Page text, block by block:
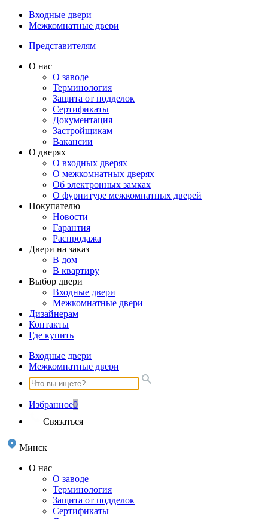
Входные двери
Межкомнатные двери
Представителям
О нас
О заводе
Терминология
Защита от подделок
Сертификаты
Документация
Застройщикам
Вакансии
О дверях
О входных дверях
О межкомнатных дверях
Об электронных замках
О фурнитуре межкомнатных дверей
Покупателю
Новости
Гарантия
Распродажа
Двери на заказ
В дом
В квартиру
Выбор двери
Входные двери
Межкомнатные двери
Дизайнерам
Контакты
Где купить
Входные двери
Межкомнатные двери
Избранное0
Связаться
Минск
О нас
О заводе
Терминология
Защита от подделок
Сертификаты